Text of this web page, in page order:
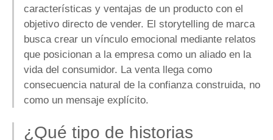
características y ventajas de un producto con el
objetivo directo de vender. El storytelling de marca
busca crear un vínculo emocional mediante relatos
que posicionan a la empresa como un aliado en la
vida del consumidor. La venta llega como
consecuencia natural de la confianza construida, no
como un mensaje explícito.
¿Qué tipo de historias